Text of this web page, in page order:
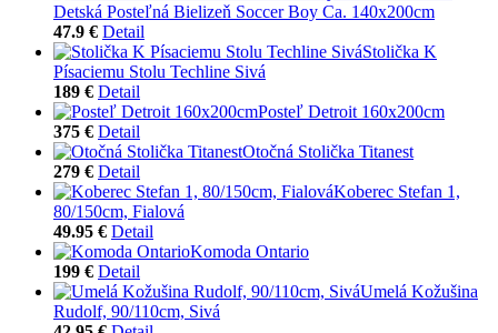
Detská Posteľná Bielizeň Soccer Boy Ca. 140x200cm
47.9 € Detail
Stolička K
Písaciemu Stolu Techline Sivá
189 € Detail
Posteľ Detroit 160x200cm
375 € Detail
Otočná Stolička Titanest
279 € Detail
Koberec Stefan 1,
80/150cm, Fialová
49.95 € Detail
Komoda Ontario
199 € Detail
Umelá Kožušina
Rudolf, 90/110cm, Sivá